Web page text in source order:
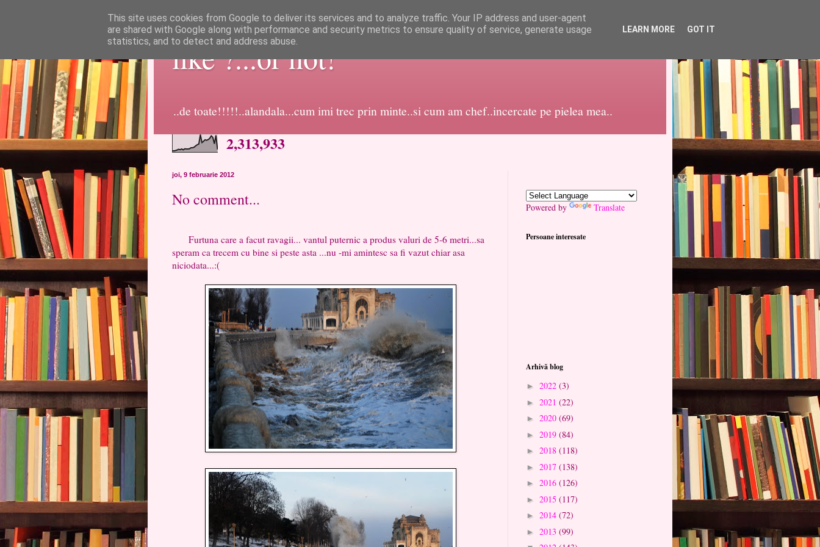
like ?...or not!
..de toate!!!!!..alandala...cum imi trec prin minte..si cum am chef..incercate pe pielea mea..
2,313,933
joi, 9 februarie 2012
No comment...
Furtuna care a facut ravagii... vantul puternic a produs valuri de 5-6 metri...sa
speram ca trecem cu bine si peste asta ...nu -mi amintesc sa fi vazut chiar asa
niciodata...:(
Powered by Translate
Persoane interesate
Arhivă blog
► 2022 (3)
► 2021 (22)
► 2020 (69)
► 2019 (84)
► 2018 (118)
► 2017 (138)
► 2016 (126)
► 2015 (117)
► 2014 (72)
► 2013 (99)
This site uses cookies from Google to deliver its services and to analyze traffic. Your IP address and user-agent
are shared with Google along with performance and security metrics to ensure quality of service, generate usage
statistics, and to detect and address abuse.
LEARN MORE GOT IT